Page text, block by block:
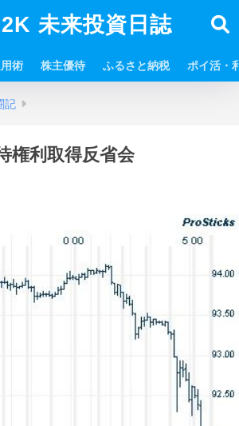
未来投資日誌
術 株主優待 ふるさと納税 ポイ活・
記
権利取得反省会